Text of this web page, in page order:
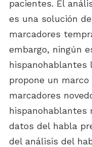
pacientes. El
es una solución
marcadores
embargo, ningún
hispanohablantes
propone un
marcadores
hispanohablantes
datos del habla
del análisis del